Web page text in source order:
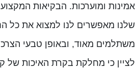
אמינות ומוערכות. הבקיאות
שלנו מאפשרים לנו למצוא את כל
משתלמים מאוד, ובאופן טבעי
לציין כי מחלקת בקרת האיכות של